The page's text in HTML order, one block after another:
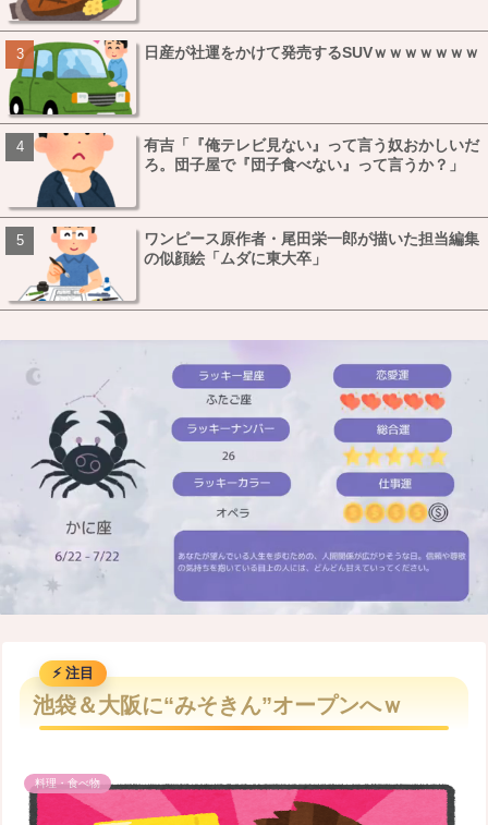
日産が社運をかけて発売するSUVｗｗｗｗｗｗｗ
有吉「『俺テレビ見ない』って言う奴おかしいだ
ろ。団子屋で『団子食べない』って言うか？」
ワンピース原作者・尾田栄一郎が描いた担当編集
の似顔絵「ムダに東大卒」
M
池袋＆大阪に“みそきん”オープンへｗ
料理・食べ物